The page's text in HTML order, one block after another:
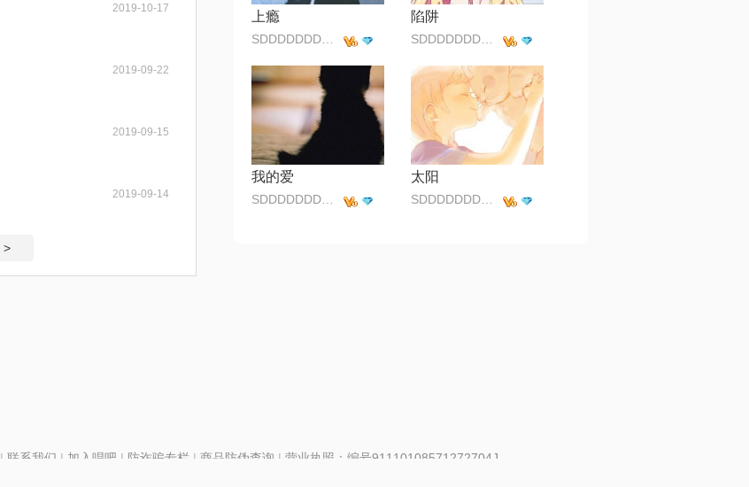
2019-10-17
2019-09-22
2019-09-15
2019-09-14
>
上瘾 陷阱
我的爱 太阳
| 联系我们 | 加入唱吧 | 防诈骗专栏 | 商品防伪查询 | 营业执照：编号91110108571272704J